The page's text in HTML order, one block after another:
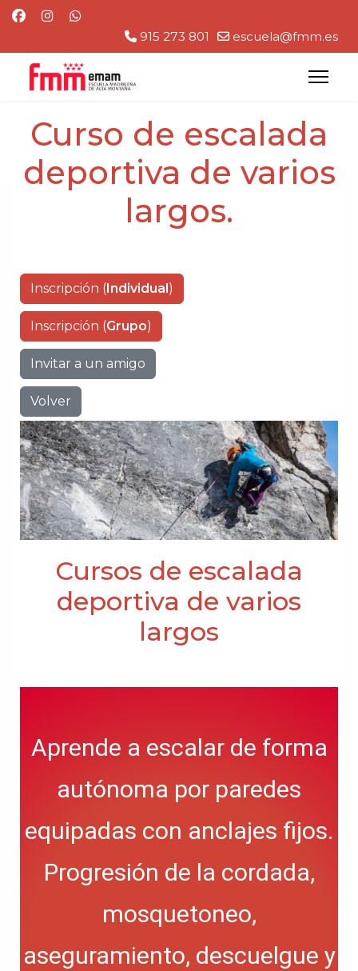
915 273 801 escuela@fmm.es
Curso de escalada
deportiva de varios
largos.
Inscripción (Individual)
Inscripción (Grupo)
Invitar a un amigo
Volver
Cursos de escalada
deportiva de varios
largos
Aprende a escalar de forma
autónoma por paredes
equipadas con anclajes fijos.
Progresión de la cordada,
mosquetoneo,
aseguramiento, descuelgue y